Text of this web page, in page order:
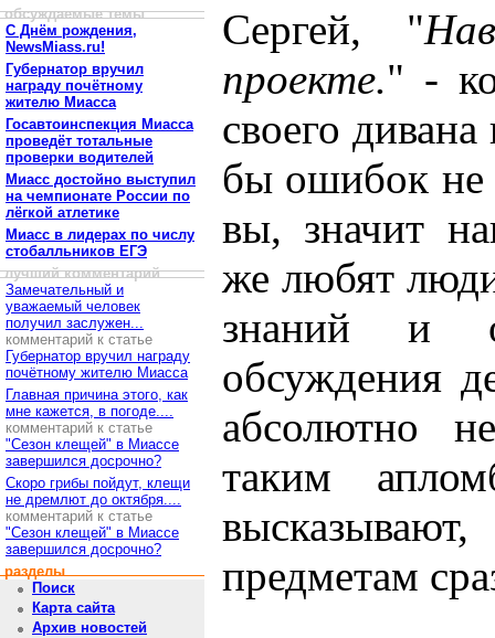
обсуждаемые темы
С Днём рождения,
NewsMiass.ru!
Губернатор вручил
награду почётному
жителю Миасса
Госавтоинспекция Миасса
проведёт тотальные
проверки водителей
Миасс достойно выступил
на чемпионате России по
лёгкой атлетике
Миасс в лидерах по числу
стобалльников ЕГЭ
лучший комментарий
Замечательный и
уважаемый человек
получил заслужен...
комментарий к статье
Губернатор вручил награду
почётному жителю Миасса
Главная причина этого, как
мне кажется, в погоде....
комментарий к статье
"Сезон клещей" в Миассе
завершился досрочно?
Скоро грибы пойдут, клещи
не дремлют до октября....
комментарий к статье
"Сезон клещей" в Миассе
завершился досрочно?
разделы
Поиск
Карта сайта
Архив новостей
Сергей, "
проекте." -
своего
бы ошибок не
вы, значит
же любят
знаний и
обсуждения
абсолютно
таким
предметам